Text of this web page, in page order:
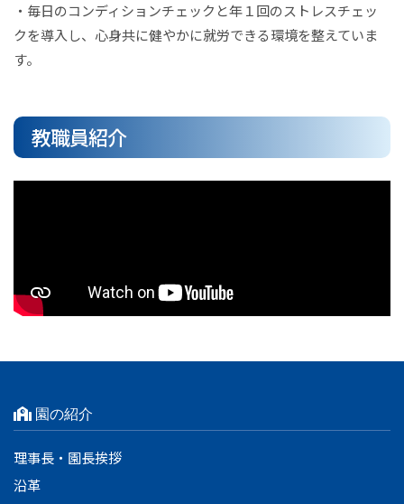
・毎日のコンディションチェックと年１回のストレスチェッ
クを導入し、心身共に健やかに就労できる環境を整えていま
す。
教職員紹介
園の紹介
理事長・園長挨拶
沿革